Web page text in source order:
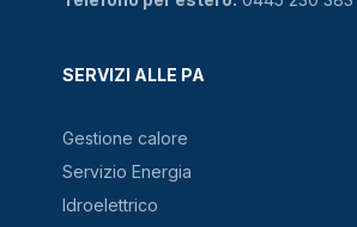
SERVIZI ALLE PA
Gestione calore
Servizio Energia
Idroelettrico